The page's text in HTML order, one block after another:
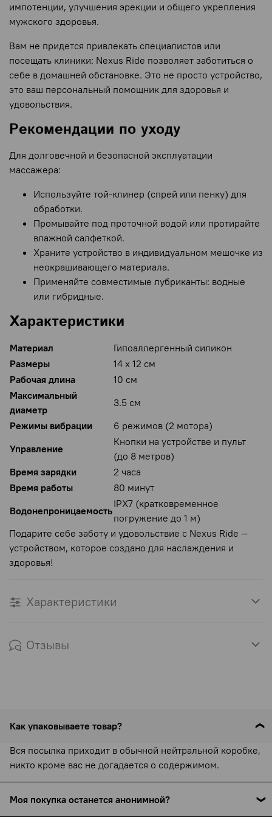
импотенции, улучшения эрекции и общего укрепления
мужского здоровья.
Вам не придется привлекать специалистов или
посещать клиники: Nexus Ride позволяет заботиться о
себе в домашней обстановке. Это не просто устройство,
это ваш персональный помощник для здоровья и
удовольствия.
Рекомендации по уходу
Для долговечной и безопасной эксплуатации
массажера:
Используйте той-клинер (спрей или пенку) для
обработки.
Промывайте под проточной водой или протирайте
влажной салфеткой.
Храните устройство в индивидуальном мешочке из
неокрашивающего материала.
Применяйте совместимые лубриканты: водные
или гибридные.
Характеристики
Материал
Гипоаллергенный силикон
Размеры
14 х 12 см
Рабочая длина
10 см
Максимальный
диаметр
3.5 см
Режимы вибрации
6 режимов (2 мотора)
Управление
Кнопки на устройстве и пульт
(до 8 метров)
Время зарядки
2 часа
Время работы
80 минут
Водонепроницаемость
IPX7 (кратковременное
погружение до 1 м)
Подарите себе заботу и удовольствие с Nexus Ride —
устройством, которое создано для наслаждения и
здоровья!
Характеристики
Отзывы
Как упаковываете товар?
Вся посылка приходит в обычной нейтральной коробке,
никто кроме вас не догадается о содержимом.
Моя покупка останется анонимной?